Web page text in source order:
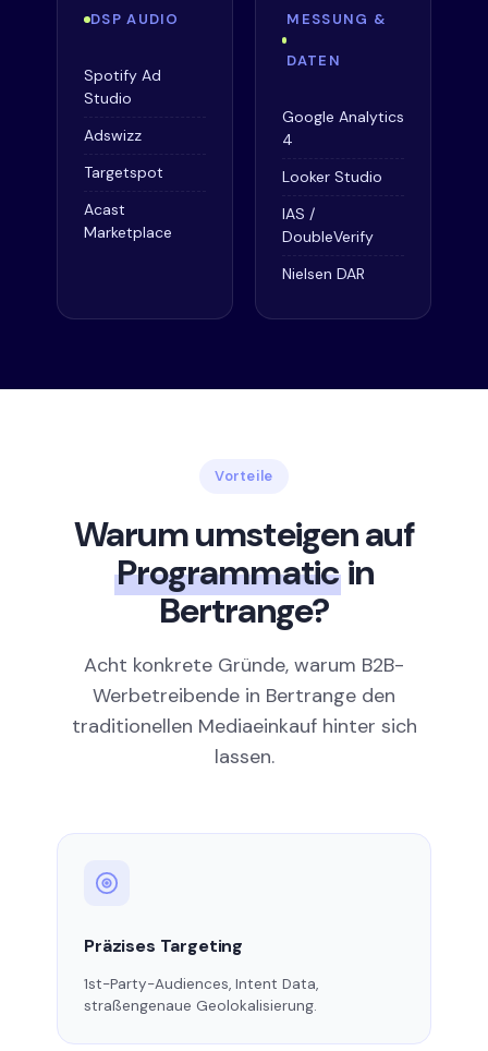
DSP AUDIO
Spotify Ad
Studio
Adswizz
Targetspot
Acast
Marketplace
MESSUNG &
DATEN
Google Analytics
4
Looker Studio
IAS /
DoubleVerify
Nielsen DAR
Vorteile
Warum umsteigen auf
Programmaticin
Bertrange?
Acht konkrete Gründe, warum B2B-
Werbetreibende in Bertrange den
traditionellen Mediaeinkauf hinter sich
lassen.
Präzises Targeting
1st-Party-Audiences, Intent Data,
straßengenaue Geolokalisierung.